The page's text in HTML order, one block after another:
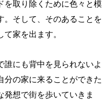
を取り除くために色々と模
。そして、そのあることを
家を出ます。
誰にも背中を見られないよ
分の家に来ることができた
発想で街を歩いていきま